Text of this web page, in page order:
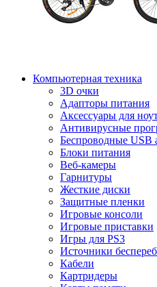
Компьютерная техника
3D очки
Адапторы питания
Аксессуары для
Антивирусные
Беспроводные USB
Блоки питания
Веб-камеры
Гарнитуры
Жесткие диски
Защитные пленки
Игровые консоли
Игровые приставки
Игры для PS3
Источники
Кабели
Картридеры